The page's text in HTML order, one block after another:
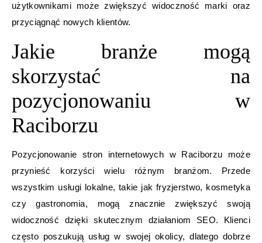
użytkownikami może zwiększyć widoczność marki oraz
przyciągnąć nowych klientów.
Jakie branże mogą
skorzystać na
pozycjonowaniu w
Raciborzu
Pozycjonowanie stron internetowych w Raciborzu może
przynieść korzyści wielu różnym branżom. Przede
wszystkim usługi lokalne, takie jak fryzjerstwo, kosmetyka
czy gastronomia, mogą znacznie zwiększyć swoją
widoczność dzięki skutecznym działaniom SEO. Klienci
często poszukują usług w swojej okolicy, dlatego dobrze